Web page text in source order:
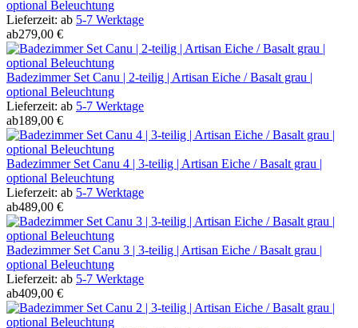
optional Beleuchtung
Lieferzeit: ab 5-7 Werktage
ab279,00 €
Badezimmer Set Canu | 2-teilig | Artisan Eiche / Basalt grau |
optional Beleuchtung
Lieferzeit: ab 5-7 Werktage
ab189,00 €
Badezimmer Set Canu 4 | 3-teilig | Artisan Eiche / Basalt grau |
optional Beleuchtung
Lieferzeit: ab 5-7 Werktage
ab489,00 €
Badezimmer Set Canu 3 | 3-teilig | Artisan Eiche / Basalt grau |
optional Beleuchtung
Lieferzeit: ab 5-7 Werktage
ab409,00 €